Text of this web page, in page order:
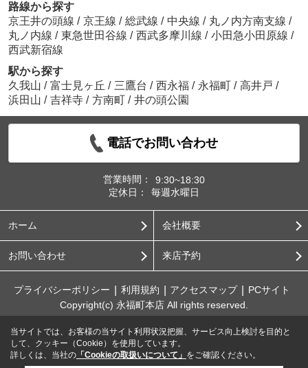
路線から探す
京王井の頭線 / 京王線 / 総武線 / 中央線 / 丸ノ内方南支線 /
丸ノ内線 / 東急世田谷線 / 西武多摩川線 / 小田急小田原線 /
西武新宿線
駅から探す
久我山 / 富士見ヶ丘 / 三鷹台 / 西永福 / 永福町 / 高井戸 /
浜田山 / 吉祥寺 / 方南町 / 井の頭公園
電話でお問い合わせ
営業時間：
9:30~18:30
定休日：
毎週水曜日
ホーム 会社概要
お問い合わせ 来店予約
プライバシーポリシー 利用規約 アクセスマップ
PCサイト
Copyright(c) 永福町本店 All rights reserved.
当サイトでは、お客様の当サイト利用状況把握、サービス向上検討を目的と
して、クッキー（Cookie）を使用しています。
詳しくは、当社の 「Cookieの取扱いについて」 をご確認ください。